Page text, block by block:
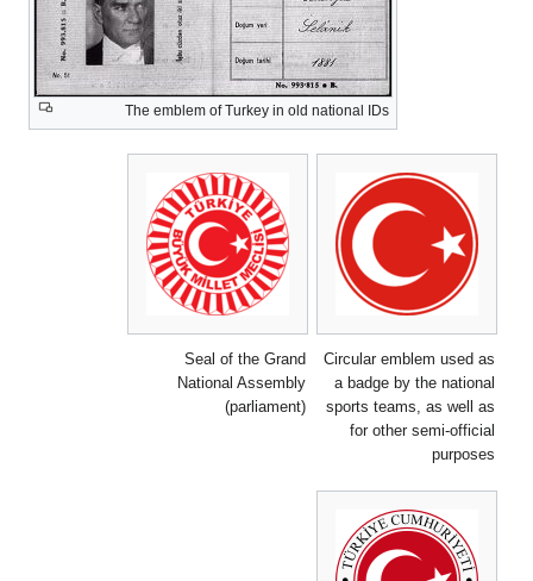
The emblem of Turkey in old national IDs
Circular emblem used as
a badge by the national
sports teams, as well as
for other semi-official
purposes
Seal of the Grand
National Assembly
(parliament)